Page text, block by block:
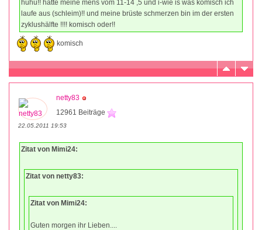
huhu!! hatte meine mens vom 11-14 ,5 und i-wie is was komisch ich
laufe aus (schleim)!! und meine brüste schmerzen bin im der ersten
zyklushälfte !!!! komisch oder!!
komisch
netty83
12961 Beiträge
22.05.2011 19:53
Zitat von Mimi24:
Zitat von netty83:
Zitat von Mimi24:
Guten morgen ihr Lieben....